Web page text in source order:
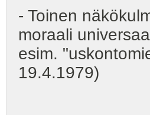
- Toinen
moraali
esim.
19.4.1979)